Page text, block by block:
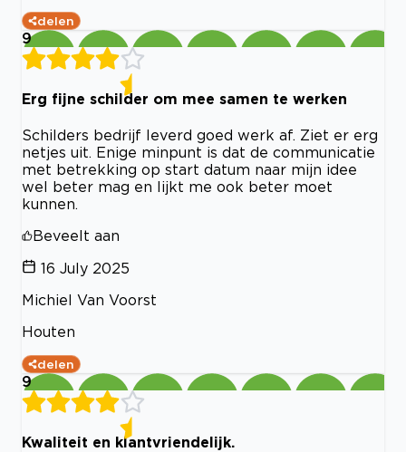
delen
9
Erg fijne schilder om mee samen te werken
Schilders bedrijf leverd goed werk af. Ziet er erg
netjes uit. Enige minpunt is dat de communicatie
met betrekking op start datum naar mijn idee
wel beter mag en lijkt me ook beter moet
kunnen.
Beveelt aan
16 July 2025
Michiel Van Voorst
Houten
delen
9
Kwaliteit en klantvriendelijk.